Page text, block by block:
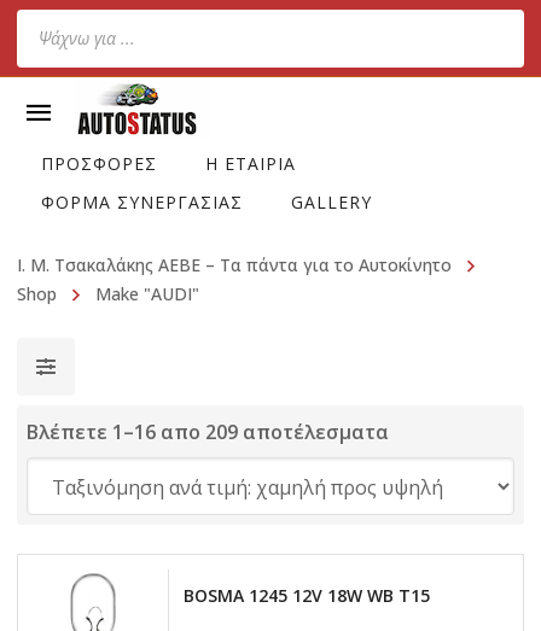
Products
search
ΠΡΟΣΦΟΡΕΣ
Η ΕΤΑΙΡΙΑ
ΦΟΡΜΑ ΣΥΝΕΡΓΑΣΙΑΣ
GALLERY
Ι. Μ. Τσακαλάκης ΑΕΒΕ – Τα πάντα για το Αυτοκίνητο
Shop
Make "AUDI"
Βλέπετε 1–16 απο 209 αποτέλεσματα
BOSMA 1245 12V 18W WB T15